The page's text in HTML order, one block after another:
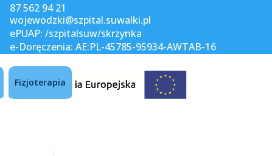
87 562 94 21
wojewodzki@szpital.suwalki.pl
ePUAP: /szpitalsuw/skrzynka
e-Doręczenia: AE:PL-45785-95934-AWTAB-16
Fizjoterapia